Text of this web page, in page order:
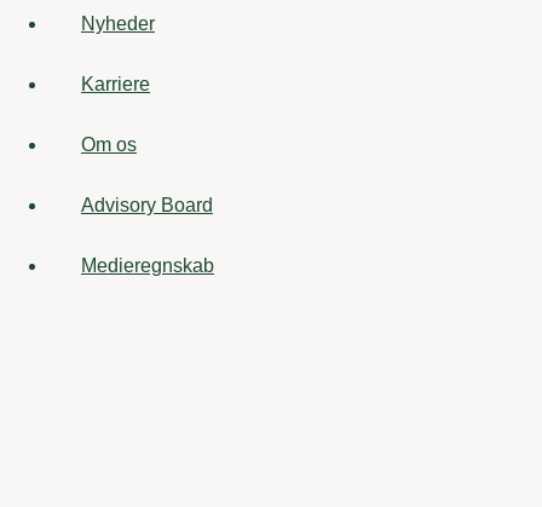
Nyheder
Karriere
Om os
Advisory Board
Medieregnskab